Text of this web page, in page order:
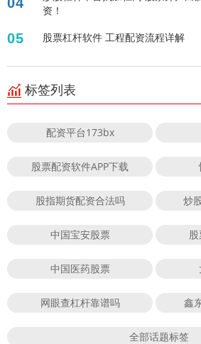
资！
05 股票杠杆软件 工程配资流程详解
标签列表
配资平台173bx
股票配资软件APP下载
股指期货配资合法吗 炒
中国宝安股票
中国医药股票
网眼查杠杆靠谱吗 鑫
全部话题标签